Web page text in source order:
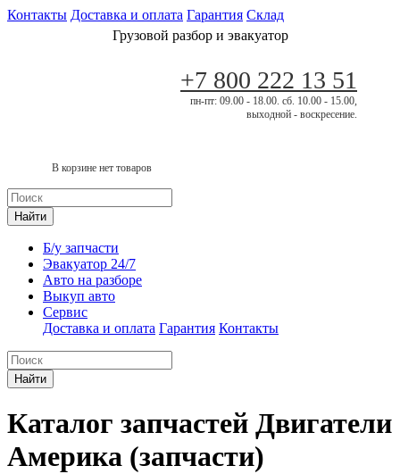
Контакты Доставка и оплата Гарантия Склад
Грузовой разбор и эвакуатор
+7 800 222 13 51
пн-пт: 09.00 - 18.00. сб. 10.00 - 15.00,
выходной - воскресение.
В корзине нет товаров
Найти
Б/у запчасти
Эвакуатор 24/7
Авто на разборе
Выкуп авто
Сервис
Доставка и оплата Гарантия Контакты
Найти
Каталог запчастей Двигатели
Америка (запчасти)